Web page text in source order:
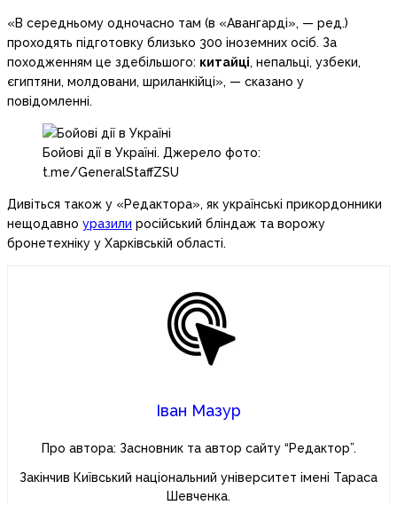
«В середньому одночасно там (в «Авангарді», — ред.)
проходять підготовку близько 300 іноземних осіб. За
походженням це здебільшого: китайці, непальці, узбеки,
єгиптяни, молдовани, шриланкійці», — сказано у
повідомленні.
Бойові дії в Україні. Джерело фото:
t.me/GeneralStaffZSU
Дивіться також у «Редактора», як українські прикордонники
нещодавно уразили російський бліндаж та ворожу
бронетехніку у Харківській області.
Іван Мазур
Про автора: Засновник та автор сайту “Редактор”.
Закінчив Київський національний університет імені Тараса
Шевченка.